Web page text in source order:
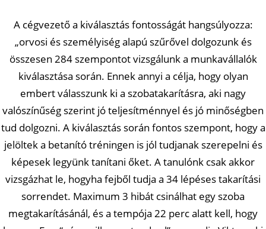
A cégvezető a kiválasztás fontosságát hangsúlyozza:
„orvosi és személyiség alapú szűrővel dolgozunk és
összesen 284 szempontot vizsgálunk a munkavállalók
kiválasztása során. Ennek annyi a célja, hogy olyan
embert válasszunk ki a szobatakarításra, aki nagy
valószínűség szerint jó teljesítménnyel és jó minőségben
tud dolgozni. A kiválasztás során fontos szempont, hogy a
jelöltek a betanító tréningen is jól tudjanak szerepelni és
képesek legyünk tanítani őket. A tanulónk csak akkor
vizsgázhat le, hogyha fejből tudja a 34 lépéses takarítási
sorrendet. Maximum 3 hibát csinálhat egy szoba
megtakarításánál, és a tempója 22 perc alatt kell, hogy